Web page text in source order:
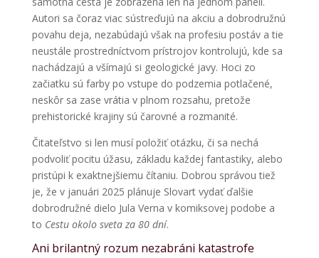
Autori sa čoraz viac sústreďujú na akciu a dobrodružnú
povahu deja, nezabúdajú však na profesiu postáv a tie
neustále prostredníctvom prístrojov kontrolujú, kde sa
nachádzajú a všímajú si geologické javy. Hoci zo
začiatku sú farby po vstupe do podzemia potlačené,
neskôr sa zase vrátia v plnom rozsahu, pretože
prehistorické krajiny sú čarovné a rozmanité.
Čitateľstvo si len musí položiť otázku, či sa nechá
podvoliť pocitu úžasu, základu každej fantastiky, alebo
pristúpi k exaktnejšiemu čítaniu. Dobrou správou tiež
je, že v januári 2025 plánuje Slovart vydať ďalšie
dobrodružné dielo Jula Verna v komiksovej podobe a
to Cestu okolo sveta za 80 dní.
Ani brilantný rozum nezabráni katastrofe